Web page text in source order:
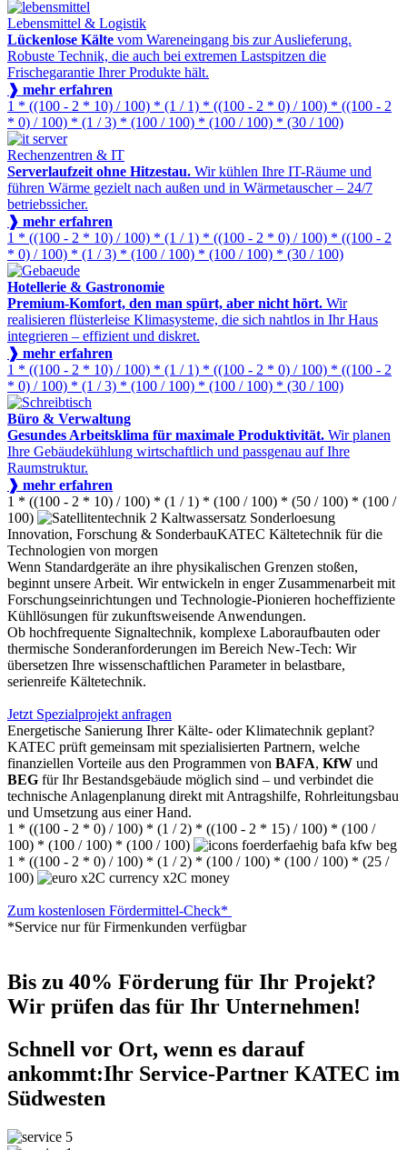
Lebensmittel & Logistik
Lückenlose Kälte vom Wareneingang bis zur Auslieferung.
Robuste Technik, die auch bei extremen Lastspitzen die
Frischegarantie Ihrer Produkte hält.
❱ mehr erfahren
1 * ((100 - 2 * 10) / 100) * (1 / 1) * ((100 - 2 * 0) / 100) * ((100 - 2
* 0) / 100) * (1 / 3) * (100 / 100) * (100 / 100) * (30 / 100)
Rechenzentren & IT
Serverlaufzeit ohne Hitzestau. Wir kühlen Ihre IT-Räume und
führen Wärme gezielt nach außen und in Wärmetauscher – 24/7
betriebssicher.
❱ mehr erfahren
1 * ((100 - 2 * 10) / 100) * (1 / 1) * ((100 - 2 * 0) / 100) * ((100 - 2
* 0) / 100) * (1 / 3) * (100 / 100) * (100 / 100) * (30 / 100)
Hotellerie & Gastronomie
Premium-Komfort, den man spürt, aber nicht hört. Wir
realisieren flüsterleise Klimasysteme, die sich nahtlos in Ihr Haus
integrieren – effizient und diskret.
❱ mehr erfahren
1 * ((100 - 2 * 10) / 100) * (1 / 1) * ((100 - 2 * 0) / 100) * ((100 - 2
* 0) / 100) * (1 / 3) * (100 / 100) * (100 / 100) * (30 / 100)
Büro & Verwaltung
Gesundes Arbeitsklima für maximale Produktivität. Wir planen
Ihre Gebäudekühlung wirtschaftlich und passgenau auf Ihre
Raumstruktur.
❱ mehr erfahren
1 * ((100 - 2 * 10) / 100) * (1 / 1) * (100 / 100) * (50 / 100) * (100 /
100)
Innovation, Forschung & SonderbauKATEC Kältetechnik für die
Technologien von morgen
Wenn Standardgeräte an ihre physikalischen Grenzen stoßen,
beginnt unsere Arbeit. Wir entwickeln in enger Zusammenarbeit mit
Forschungseinrichtungen und Technologie-Pionieren hocheffiziente
Kühllösungen für zukunftsweisende Anwendungen.
Ob hochfrequente Signaltechnik, komplexe Laboraufbauten oder
thermische Sonderanforderungen im Bereich New-Tech: Wir
übersetzen Ihre wissenschaftlichen Parameter in belastbare,
serienreife Kältetechnik.
Jetzt Spezialprojekt anfragen
Energetische Sanierung Ihrer Kälte- oder Klimatechnik geplant?
KATEC prüft gemeinsam mit spezialisierten Partnern, welche
finanziellen Vorteile aus den Programmen von BAFA, KfW und
BEG für Ihr Bestandsgebäude möglich sind – und verbindet die
technische Anlagenplanung direkt mit Antragshilfe, Rohrleitungsbau
und Umsetzung aus einer Hand.
1 * ((100 - 2 * 0) / 100) * (1 / 2) * ((100 - 2 * 15) / 100) * (100 /
100) * (100 / 100) * (100 / 100)
1 * ((100 - 2 * 0) / 100) * (1 / 2) * (100 / 100) * (100 / 100) * (25 /
100)
Zum kostenlosen Fördermittel-Check*
*Service nur für Firmenkunden verfügbar
Bis zu 40% Förderung für Ihr Projekt?
Wir prüfen das für Ihr Unternehmen!
Schnell vor Ort, wenn es darauf
ankommt:Ihr Service-Partner KATEC im
Südwesten